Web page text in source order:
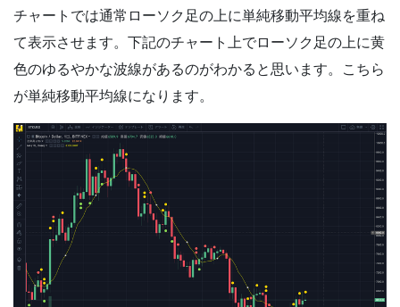
チャートでは通常ローソク足の上に単純移動平均線を重ね
て表示させます。下記のチャート上でローソク足の上に黄
色のゆるやかな波線があるのがわかると思います。こちら
が単純移動平均線になります。